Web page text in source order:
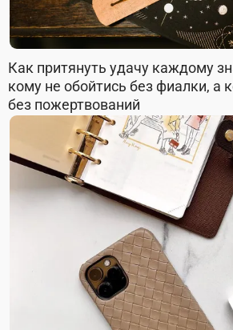
Как притянуть удачу каждому
кому не обойтись без фиалки, а
без пожертвований